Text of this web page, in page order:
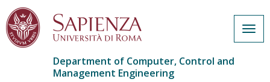
Department of Computer, Control and
Management Engineering